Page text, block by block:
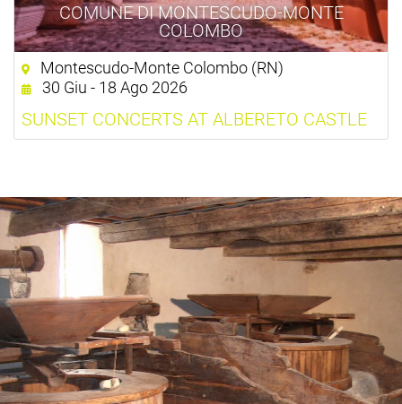
COMUNE DI MONTESCUDO-MONTE
COLOMBO
Montescudo-Monte Colombo (RN)
30 Giu - 18 Ago 2026
SUNSET CONCERTS AT ALBERETO CASTLE